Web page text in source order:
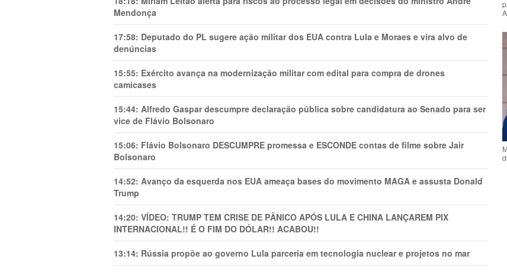
Mendonça
17:58: Deputado do PL sugere ação militar dos EUA contra Lula e Moraes e vira alvo de
denúncias
15:55: Exército avança na modernização militar com edital para compra de drones
camicases
15:44: Alfredo Gaspar descumpre declaração pública sobre candidatura ao Senado para ser
vice de Flávio Bolsonaro
15:06: Flávio Bolsonaro DESCUMPRE promessa e ESCONDE contas de filme sobre Jair
Bolsonaro
14:52: Avanço da esquerda nos EUA ameaça bases do movimento MAGA e assusta Donald
Trump
14:20: VÍDEO: TRUMP TEM CRlSE DE PÂNlCO APÓS LULA E CHINA LANÇAREM PIX
INTERNACIONAL!! É O FIM DO DÓLAR!! ACABOU!!
13:14: Rússia propõe ao governo Lula parceria em tecnologia nuclear e projetos no mar